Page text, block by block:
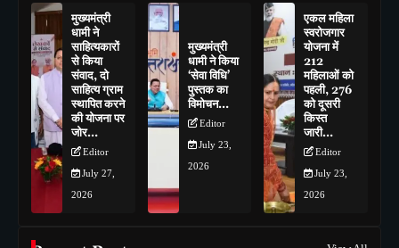
मुख्यमंत्री
धामी ने
साहित्यकारों
से किया
संवाद, दो
साहित्य ग्राम
स्थापित करने
की योजना पर
जोर…
Editor
July 27,
2026
मुख्यमंत्री
धामी ने किया
‘सेवा विधि’
पुस्तक का
विमोचन…
Editor
July 23,
2026
एकल महिला
स्वरोजगार
योजना में
212
महिलाओं को
पहली, 276
को दूसरी
किस्त
जारी…
Editor
July 23,
2026